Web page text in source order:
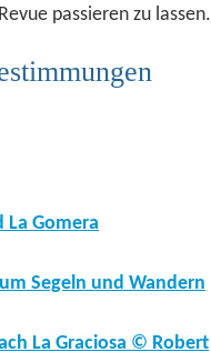
passieren zu lassen.